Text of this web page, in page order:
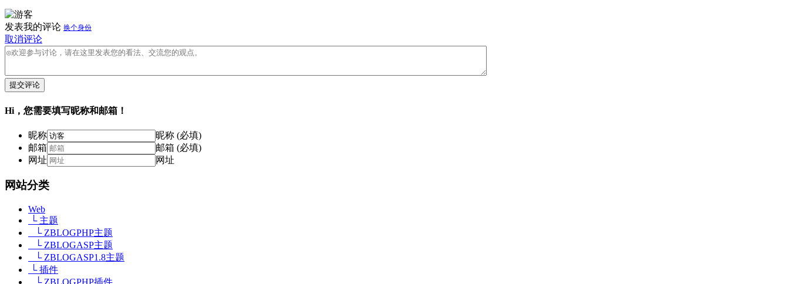
发表我的评论 换个身份
取消评论
提交评论
Hi，您需要填写昵称和邮箱！
昵称
昵称 (必填)
邮箱
邮箱 (必填)
网址
网址
网站分类
Web
└ 主题
└ ZBLOGPHP主题
└ ZBLOGASP主题
└ ZBLOGASP1.8主题
└ 插件
└ ZBLOGPHP插件